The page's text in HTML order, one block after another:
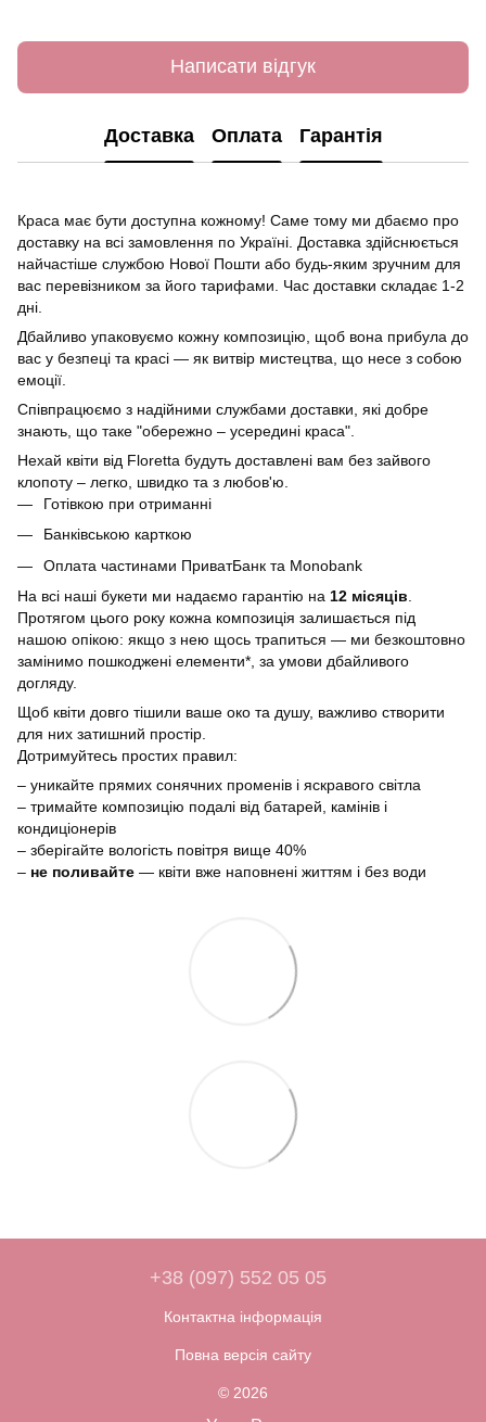
Написати відгук
Доставка Оплата Гарантія
Краса має бути доступна кожному! Саме тому ми дбаємо про
доставку на всі замовлення по Україні. Доставка здійснюється
найчастіше службою Нової Пошти або будь-яким зручним для
вас перевізником за його тарифами. Час доставки складає 1-2
дні.
Дбайливо упаковуємо кожну композицію, щоб вона прибула до
вас у безпеці та красі — як витвір мистецтва, що несе з собою
емоції.
Співпрацюємо з надійними службами доставки, які добре
знають, що таке "обережно – усередині краса".
Нехай квіти від Floretta будуть доставлені вам без зайвого
клопоту – легко, швидко та з любов'ю.
Готівкою при отриманні
Банківською карткою
Оплата частинами ПриватБанк та Monobank
На всі наші букети ми надаємо гарантію на 12 місяців
Протягом цього року кожна композиція залишається під
нашою опікою: якщо з нею щось трапиться — ми безкоштовно
замінимо пошкоджені елементи*, за умови дбайливого
догляду.
Щоб квіти довго тішили ваше око та душу, важливо створити
для них затишний простір.
Дотримуйтесь простих правил:
– уникайте прямих сонячних променів і яскравого світла
– тримайте композицію подалі від батарей, камінів і
кондиціонерів
– зберігайте вологість повітря вище 40%
– не поливайте — квіти вже наповнені життям і без води
+38 (097) 552 05 05
Контактна інформація
Повна версія сайту
© 2026